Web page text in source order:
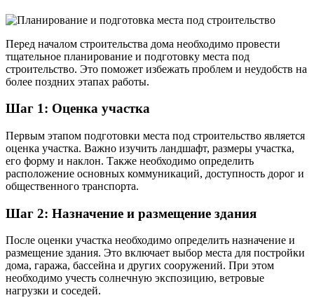
Перед началом строительства дома необходимо провести
тщательное планирование и подготовку места под
строительство. Это поможет избежать проблем и неудобств на
более поздних этапах работы.
Шаг 1: Оценка участка
Первым этапом подготовки места под строительство является
оценка участка. Важно изучить ландшафт, размеры участка,
его форму и наклон. Также необходимо определить
расположение основных коммуникаций, доступность дорог и
общественного транспорта.
Шаг 2: Назначение и размещение здания
После оценки участка необходимо определить назначение и
размещение здания. Это включает выбор места для постройки
дома, гаража, бассейна и других сооружений. При этом
необходимо учесть солнечную экспозицию, ветровые
нагрузки и соседей.